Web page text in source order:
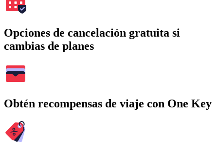
Opciones de cancelación gratuita si
cambias de planes
Obtén recompensas de viaje con One Key